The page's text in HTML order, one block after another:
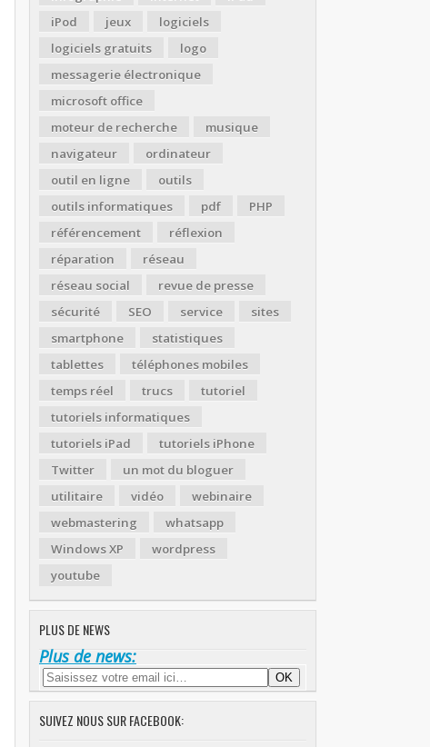
iPod
jeux
logiciels
logiciels gratuits
logo
messagerie électronique
microsoft office
moteur de recherche
musique
navigateur
ordinateur
outil en ligne
outils
outils informatiques
pdf
PHP
référencement
réflexion
réparation
réseau
réseau social
revue de presse
sécurité
SEO service
sites
smartphone
statistiques
tablettes
téléphones mobiles
temps réel
trucs
tutoriel
tutoriels informatiques
tutoriels iPad
tutoriels iPhone
Twitter
un mot du bloguer
utilitaire
vidéo
webinaire
webmastering
whatsapp
Windows XP
wordpress
youtube
PLUS DE NEWS
Plus de news:
SUIVEZ NOUS SUR FACEBOOK: